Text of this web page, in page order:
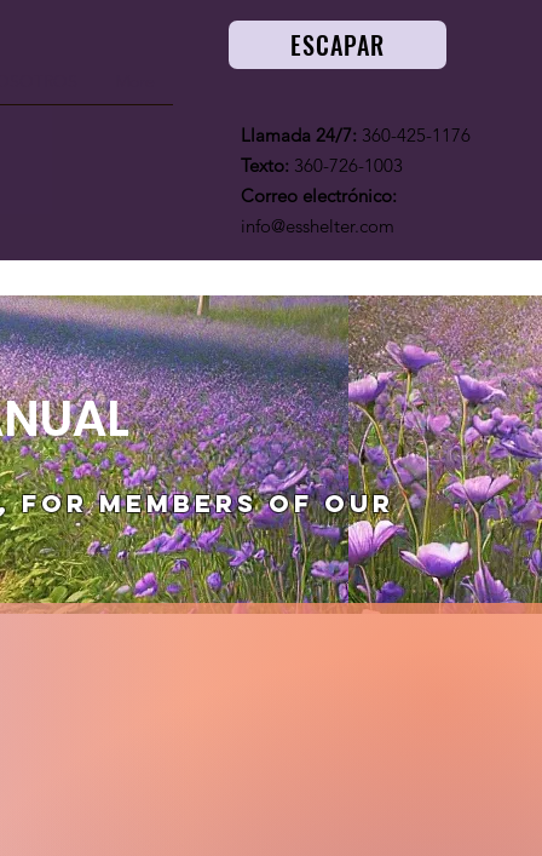
ESCAPAR
Llamada 24/7: 360-425-1176
Texto: 360-726-1003
Correo electrónico:
info@esshelter.com
for members of our